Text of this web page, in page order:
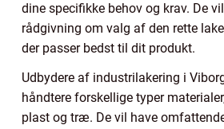
dine specifikke behov og krav. De
rådgivning om valg af den rette
der passer bedst til dit produkt.
Udbydere af industrilakering i
håndtere forskellige typer
plast og træ. De vil have